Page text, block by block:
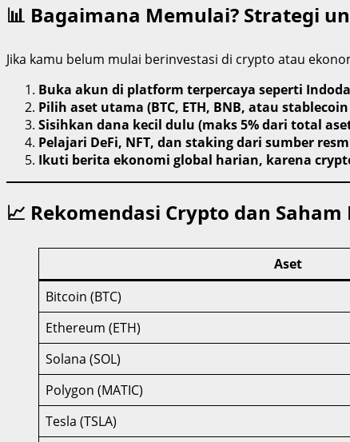
📊 Bagaimana Memulai? Strategi
Jika kamu belum mulai berinvestasi di crypto atau
Buka akun di platform terpercaya seperti
Pilih aset utama (BTC, ETH, BNB, atau stablecoin
Sisihkan dana kecil dulu (maks 5% dari total
Pelajari DeFi, NFT, dan staking dari sumber
Ikuti berita ekonomi global harian, karena
📈 Rekomendasi Crypto dan
Aset
Bitcoin (BTC)
Ethereum (ETH)
Solana (SOL)
Polygon (MATIC)
Tesla (TSLA)